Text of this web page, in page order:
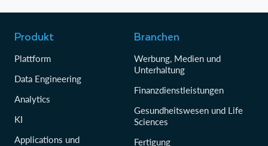
Produkt
Plattform
Data Engineering
Analytics
KI
Applications und
Branchen
Werbung, Medien und
Unterhaltung
Finanzdienstleistungen
Gesundheitswesen und Life
Sciences
Fertigung